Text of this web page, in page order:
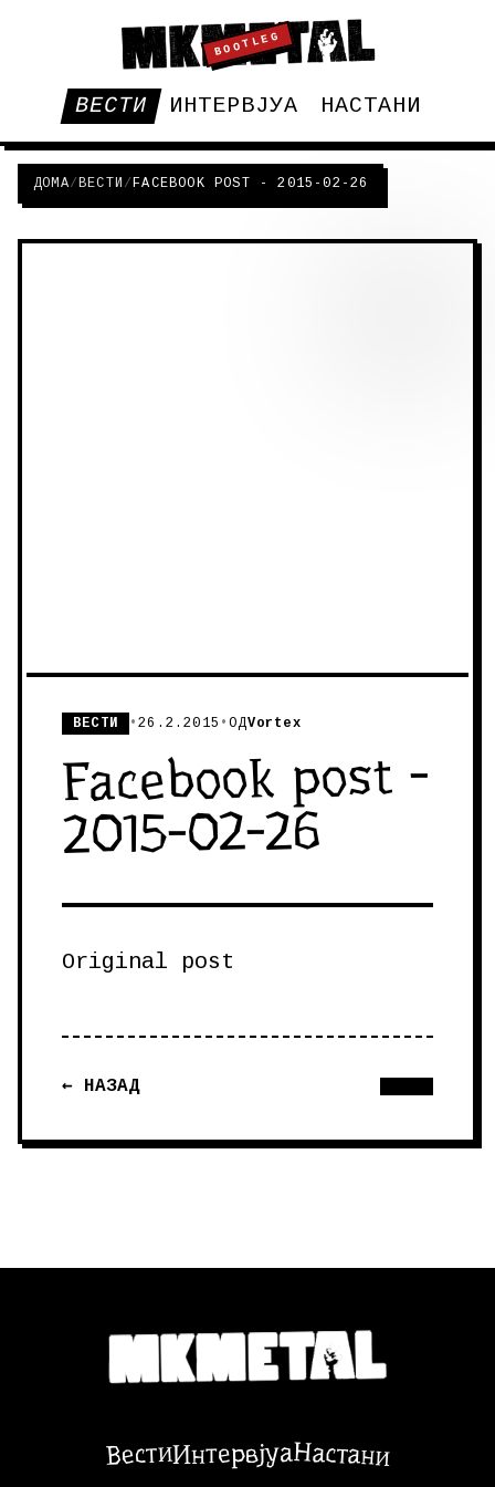
BOOTLEG
ВЕСТИ ИНТЕРВЈУА НАСТАНИ
ДОМА/ВЕСТИ /FACEBOOK POST - 2015-02-26
ВЕСТИ •26.2.2015 •ОДVortex
Facebook post -
2015-02-26
Original post
← НАЗАД
ВестиИнтервјуаНастани